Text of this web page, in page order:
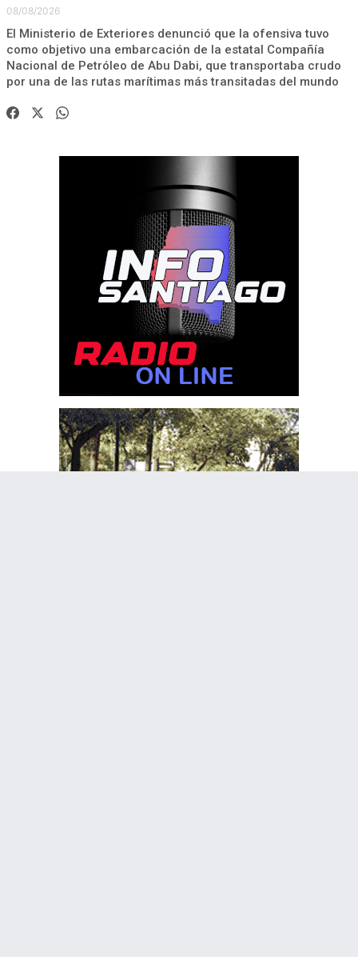
08/08/2026
El Ministerio de Exteriores denunció que la ofensiva tuvo
como objetivo una embarcación de la estatal Compañía
Nacional de Petróleo de Abu Dabi, que transportaba crudo
por una de las rutas marítimas más transitadas del mundo